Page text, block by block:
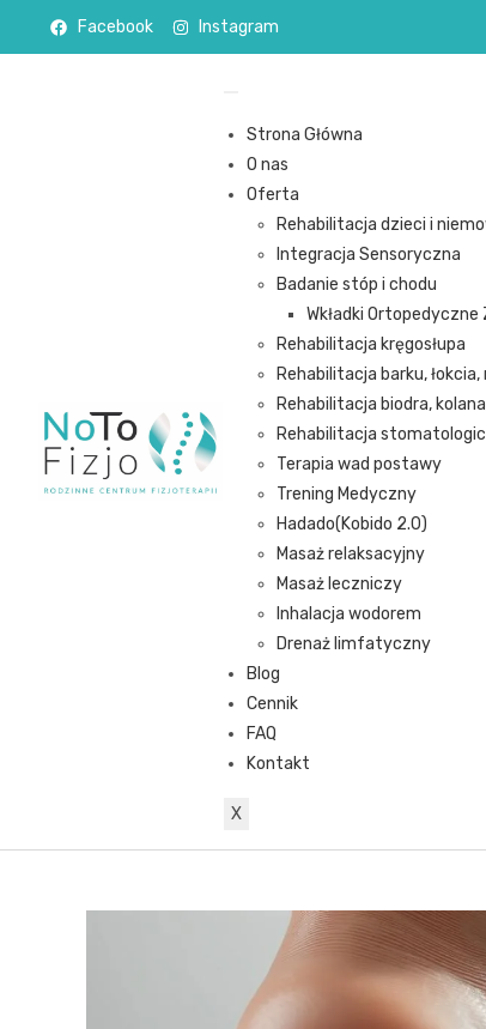
Facebook Instagram
Strona Główna
O nas
Oferta
Rehabilitacja dzieci i
Integracja Sensoryczna
Badanie stóp i chodu
Wkładki Ortopedyczne
Rehabilitacja kręgosłupa
Rehabilitacja barku, łokcia,
Rehabilitacja biodra,
Rehabilitacja
Terapia wad postawy
Trening Medyczny
Hadado(Kobido 2.0)
Masaż relaksacyjny
Masaż leczniczy
Inhalacja wodorem
Drenaż limfatyczny
Blog
Cennik
FAQ
Kontakt
X